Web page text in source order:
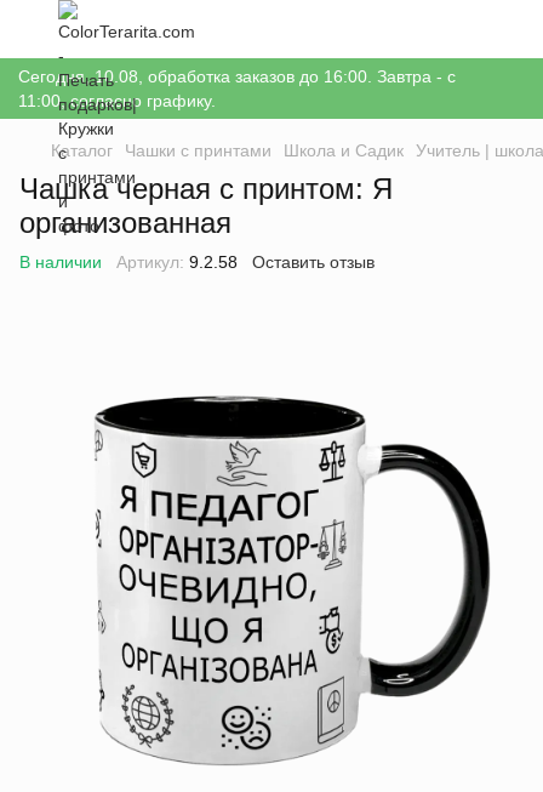
Сегодня, 10.08, обработка заказов до 16:00. Завтра - с
11:00, согласно графику.
Каталог Чашки с принтами Школа и Садик Учитель | школа
Чашка черная с принтом: Я
организованная
В наличии Артикул: 9.2.58 Оставить отзыв